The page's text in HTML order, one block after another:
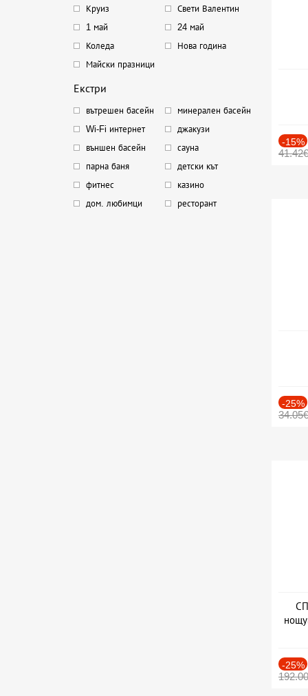
Круиз
Свети Валентин
1 май
24 май
Коледа
Нова година
Майски празници
Екстри
вътрешен басейн
минерален басейн
Wi-Fi интернет
джакузи
външен басейн
сауна
парна баня
детски кът
фитнес
казино
дом. любимци
ресторант
-15%
41.42€
-25%
34.05€
-25%